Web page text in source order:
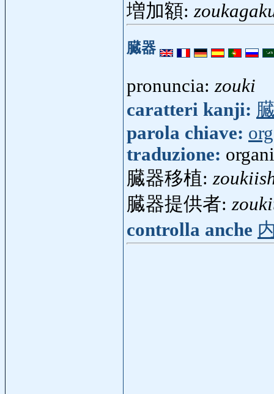
増加額:
臓器
pronuncia:zouki
caratteri kanji:
parola chiave:
traduzione:
臓器移植:
臓器提供者:
controlla anche